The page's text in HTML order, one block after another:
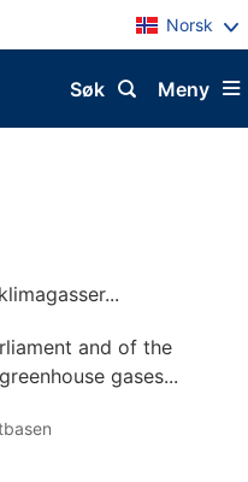
Norsk
Meny
Søk
and of the
gases...